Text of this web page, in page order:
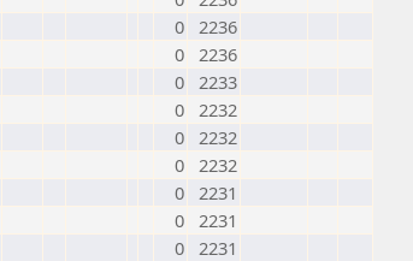
0 2236
0 2236
0 2233
0 2232
0 2232
0 2232
0 2231
0 2231
0 2231